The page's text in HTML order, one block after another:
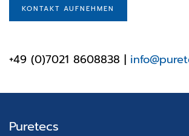
KONTAKT AUFNEHMEN
+49 (0)7021 8608838 |
Puretecs